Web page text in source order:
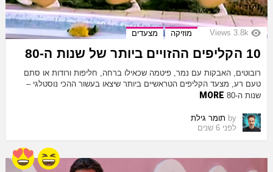
3.8k
Views מוזיקה מצעדים
10 הקליפים ההזויים ביותר של שנות ה-80
רובוטים, האבקות עם נמר, פיטמה שכאילו ברחה, חליפות ורודות או סתם
טעם רע, מצעד הקליפים הטראשיים ביותר שיצאו בעשור ההכי נוסטלגי –
שנות ה-80
MORE
by תומר גילת
לפני 6 שנים